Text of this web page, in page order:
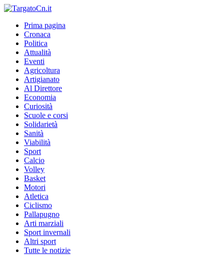
Prima pagina
Cronaca
Politica
Attualità
Eventi
Agricoltura
Artigianato
Al Direttore
Economia
Curiosità
Scuole e corsi
Solidarietà
Sanità
Viabilità
Sport
Calcio
Volley
Basket
Motori
Atletica
Ciclismo
Pallapugno
Arti marziali
Sport invernali
Altri sport
Tutte le notizie